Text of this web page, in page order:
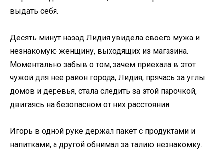
выдать себя.
Десять минут назад Лидия увидела своего мужа и
незнакомую женщину, выходящих из магазина.
Моментально забыв о том, зачем приехала в этот
чужой для неё район города, Лидия, прячась за углы
домов и деревья, стала следить за этой парочкой,
двигаясь на безопасном от них расстоянии.
Игорь в одной руке держал пакет с продуктами и
напитками, а другой обнимал за талию незнакомку.